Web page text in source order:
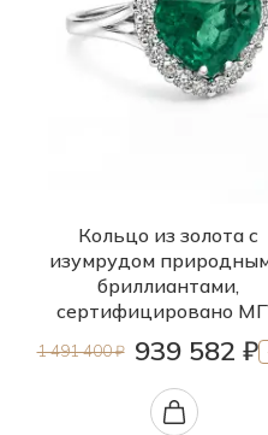
Кольцо из золота с
изумрудом
бриллиантами,
сертифицировано
1 491 400 ₽ 939 582 ₽